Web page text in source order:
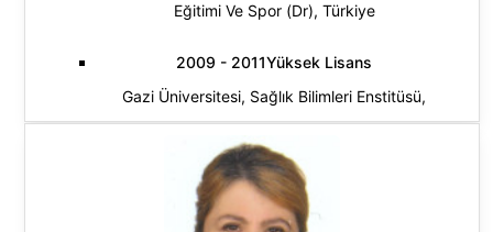
Eğitimi Ve Spor (Dr), Türkiye
2009 - 2011Yüksek Lisans
Gazi Üniversitesi, Sağlık Bilimleri Enstitüsü,
Antrenman Ve Hareket Bilimleri (Yl) (Tezli),
Türkiye
1991 - 1995Lisans